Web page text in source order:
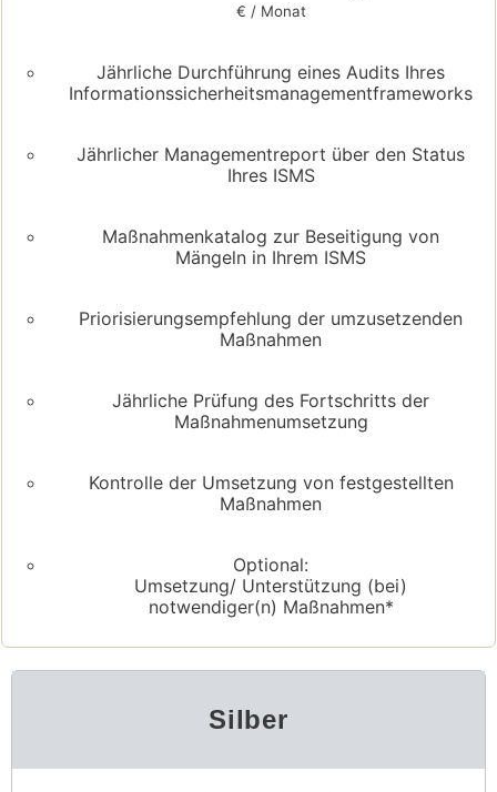
€ / Monat
Jährliche Durchführung eines Audits Ihres
Informationssicherheitsmanagementframeworks
Jährlicher Managementreport über den Status
Ihres ISMS
Maßnahmenkatalog zur Beseitigung von
Mängeln in Ihrem ISMS
Priorisierungsempfehlung der umzusetzenden
Maßnahmen
Jährliche Prüfung des Fortschritts der
Maßnahmenumsetzung
Kontrolle der Umsetzung von festgestellten
Maßnahmen
Optional:
Umsetzung/ Unterstützung (bei)
notwendiger(n) Maßnahmen*
Silber